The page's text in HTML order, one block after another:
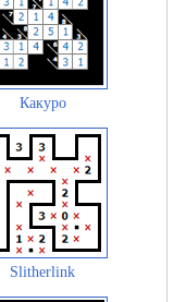
Какуро
Slitherlink